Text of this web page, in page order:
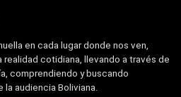
en cada lugar donde nos ven,
cotidiana, llevando a través de
comprendiendo y buscando
audiencia Boliviana.